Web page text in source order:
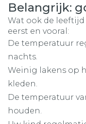
Belangrijk:
Wat ook de
eerst en vooral:
De temperatuur
nachts.
Weinig lakens op
kleden.
De temperatuur
houden.